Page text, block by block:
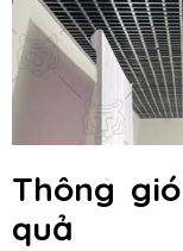
Thông
quả